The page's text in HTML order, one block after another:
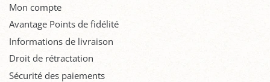
Mon compte
Avantage Points de fidélité
Informations de livraison
Droit de rétractation
Sécurité des paiements